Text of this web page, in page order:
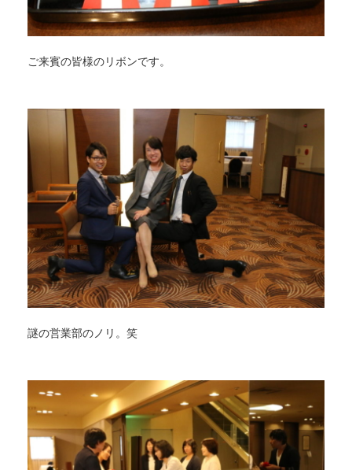
ご来賓の皆様のリボンです。
謎の営業部のノリ。笑